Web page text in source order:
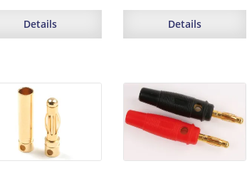
Details Details